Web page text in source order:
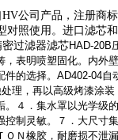
HV公司产品，注册商
对照使用。进口滤芯
过滤器滤芯HAD-20B
表明喷塑固化。内外
的选择。AD402-04自
理，再以高级烤漆涂装
４．集水罩以光学级
制灵敏。７．大尺寸
Ｎ橡胶，耐磨损不泄